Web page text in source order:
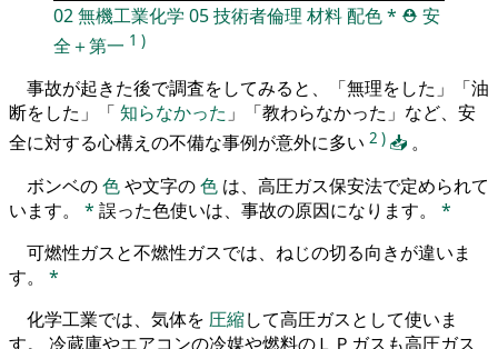
02無機工業化学 05技術者倫理 材料配色* ⛑️ 安
全＋第一 1 )
事故が起きた後で調査をしてみると、「無理をした」「油
断をした」「 知らなかった 」「教わらなかった」など、安
全に対する心構えの不備な事例が意外に多い 2 ) 📥 。
ボンベの色や文字の色 は、高圧ガス保安法で定められて
います。 * 誤った色使いは、事故の原因になります。 *
可燃性ガスと不燃性ガスでは、ねじの切る向きが違いま
す。 *
化学工業では、気体を 圧縮して高圧ガスとして使いま
す。 冷蔵庫やエアコンの冷媒や燃料のＬＰガスも高圧ガス